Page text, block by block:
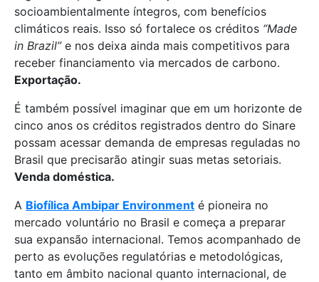
socioambientalmente íntegros, com benefícios
climáticos reais. Isso só fortalece os créditos “Made
in Brazil”e nos deixa ainda mais competitivos para
receber financiamento via mercados de carbono.
Exportação.
É também possível imaginar que em um horizonte de
cinco anos os créditos registrados dentro do Sinare
possam acessar demanda de empresas reguladas no
Brasil que precisarão atingir suas metas setoriais.
Venda doméstica.
A Biofílica Ambipar Environment é pioneira no
mercado voluntário no Brasil e começa a preparar
sua expansão internacional. Temos acompanhado de
perto as evoluções regulatórias e metodológicas,
tanto em âmbito nacional quanto internacional, de